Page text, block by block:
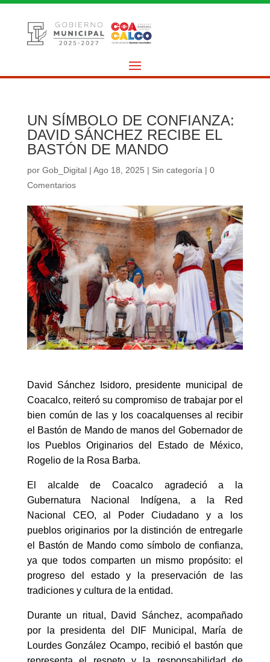
UN SÍMBOLO DE CONFIANZA:
DAVID SÁNCHEZ RECIBE EL
BASTÓN DE MANDO
por Gob_Digital| Ago 18, 2025 | Sin categoría | 0
Comentarios
David Sánchez Isidoro, presidente municipal de
Coacalco, reiteró su compromiso de trabajar por el
bien común de las y los coacalquenses al recibir
el Bastón de Mando de manos del Gobernador de
los Pueblos Originarios del Estado de México,
Rogelio de la Rosa Barba.
El alcalde de Coacalco agradeció a la
Gubernatura Nacional Indígena, a la Red
Nacional CEO, al Poder Ciudadano y a los
pueblos originarios por la distinción de entregarle
el Bastón de Mando como símbolo de confianza,
ya que todos comparten un mismo propósito: el
progreso del estado y la preservación de las
tradiciones y cultura de la entidad.
Durante un ritual, David Sánchez, acompañado
por la presidenta del DIF Municipal, María de
Lourdes González Ocampo, recibió el bastón que